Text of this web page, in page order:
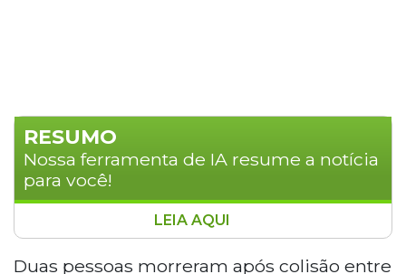
RESUMO
Nossa ferramenta de IA resume a notícia
para você!
Um grave acidente entre uma picape Fiat
Toro e um caminhão na BR-262, em
LEIA AQUI
Duas pessoas morreram após colisão entre